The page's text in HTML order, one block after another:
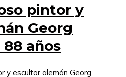
pintor y
Georg
años
y escultor alemán Georg